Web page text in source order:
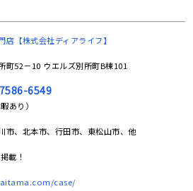
店【株式会社ディアライフ】
町52－10 ウエルズ別所町B棟101
6549
あり）
市、北本市、行田市、東松山市、他
載！
case/